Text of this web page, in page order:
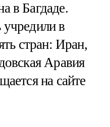
в Багдаде.
в
стран: Иран,
Аравия
на сайте